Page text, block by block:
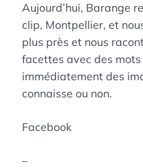
Aujourd’hui, Barange
clip, Montpellier, et
plus près et nous
facettes avec des
immédiatement des
connaisse ou non.
Facebook
–